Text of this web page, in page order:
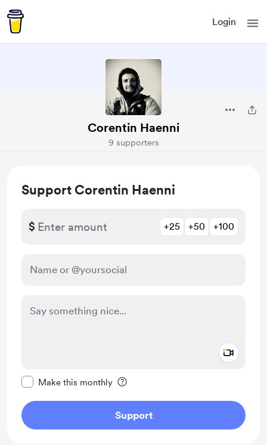
Login
Corentin Haenni
9 supporters
Support Corentin Haenni
$ +25 +50 +100
Make this monthly
Support